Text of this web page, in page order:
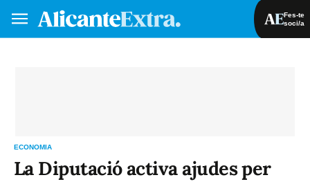
Fes-te
soci/a
ECONOMIA
La Diputació activa ajudes per